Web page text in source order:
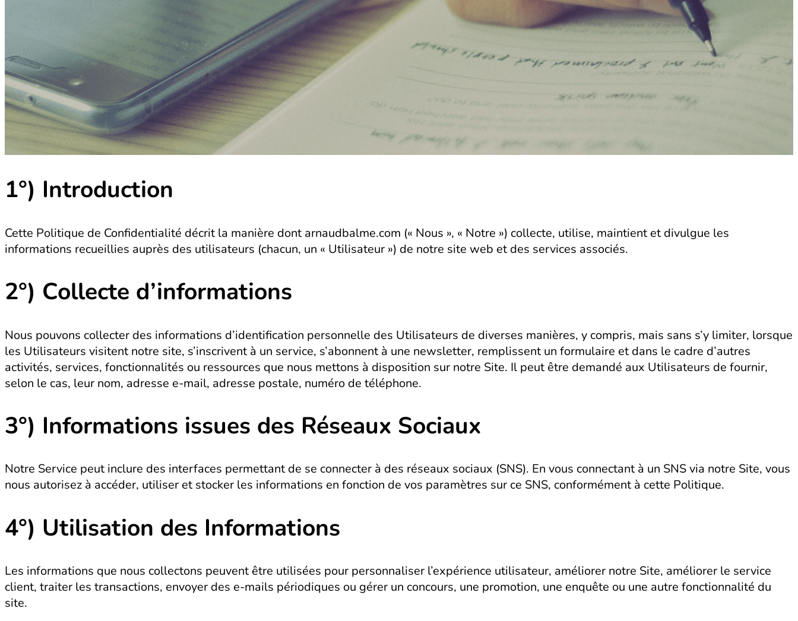
1°) Introduction
Cette Politique de Confidentialité décrit la manière dont arnaudbalme.com (« Nous », « Notre ») collecte, utilise, maintient et divulgue les
informations recueillies auprès des utilisateurs (chacun, un « Utilisateur ») de notre site web et des services associés.
2°) Collecte d’informations
Nous pouvons collecter des informations d’identification personnelle des Utilisateurs de diverses manières, y compris, mais sans s’y limiter, lorsque
les Utilisateurs visitent notre site, s’inscrivent à un service, s’abonnent à une newsletter, remplissent un formulaire et dans le cadre d’autres
activités, services, fonctionnalités ou ressources que nous mettons à disposition sur notre Site. Il peut être demandé aux Utilisateurs de fournir,
selon le cas, leur nom, adresse e-mail, adresse postale, numéro de téléphone.
3°) Informations issues des Réseaux Sociaux
Notre Service peut inclure des interfaces permettant de se connecter à des réseaux sociaux (SNS). En vous connectant à un SNS via notre Site, vous
nous autorisez à accéder, utiliser et stocker les informations en fonction de vos paramètres sur ce SNS, conformément à cette Politique.
4°) Utilisation des Informations
Les informations que nous collectons peuvent être utilisées pour personnaliser l’expérience utilisateur, améliorer notre Site, améliorer le service
client, traiter les transactions, envoyer des e-mails périodiques ou gérer un concours, une promotion, une enquête ou une autre fonctionnalité du
site.